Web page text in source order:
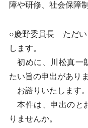
障や研修、社会保障
○慶野委員長 ただい
します。
初めに、川松真一
たい旨の申出があり
お諮りいたします。
本件は、申出のと
りませんか。